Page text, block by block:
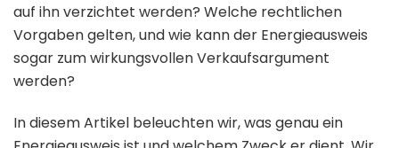
auf ihn verzichtet werden? Welche rechtlichen
Vorgaben gelten, und wie kann der Energieausweis
sogar zum wirkungsvollen Verkaufsargument
werden?
In diesem Artikel beleuchten wir, was genau ein